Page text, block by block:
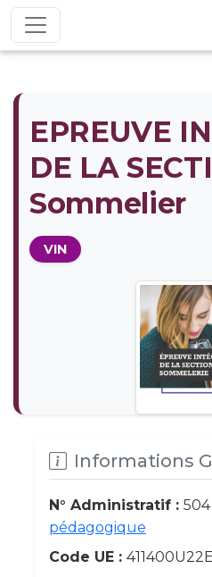
EPREUVE
DE LA
Sommelier
VIN
Informations
N° Administratif :
pédagogique
Code UE :